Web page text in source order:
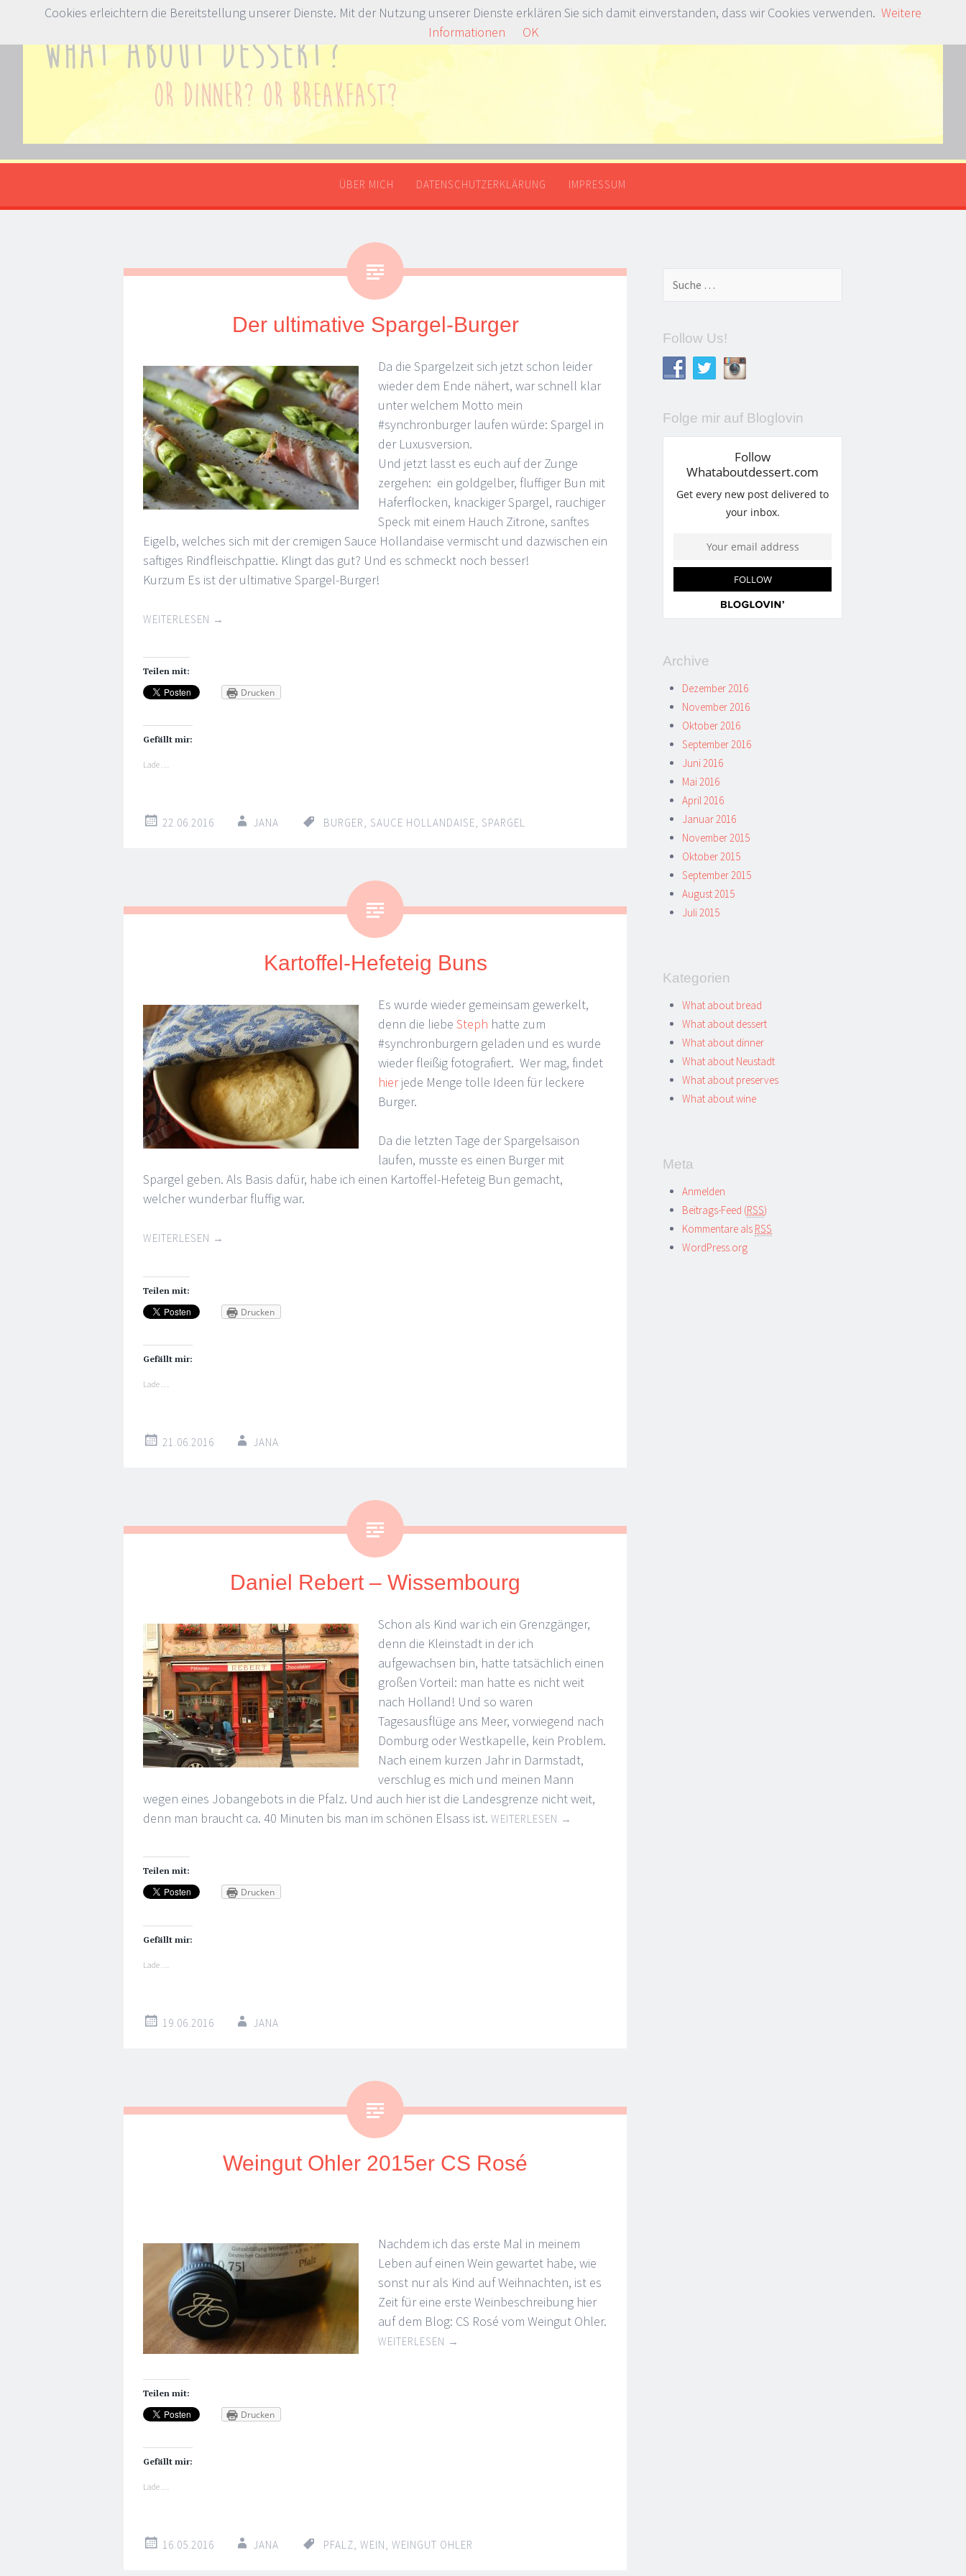
Whataboutdessert.com
Or dinner? Or breakfast?
SPRINGE ZUM INHALT
ÜBER MICH DATENSCHUTZERKLÄRUNG IMPRESSUM
Der ultimative Spargel-Burger
Da die Spargelzeit sich jetzt schon leider
wieder dem Ende nähert, war schnell klar
unter welchem Motto mein
#synchronburger laufen würde: Spargel in
der Luxusversion.
Und jetzt lasst es euch auf der Zunge
zergehen: ein goldgelber, fluffiger Bun mit
Haferflocken, knackiger Spargel, rauchiger
Speck mit einem Hauch Zitrone, sanftes
Eigelb, welches sich mit der cremigen Sauce Hollandaise vermischt und dazwischen ein
saftiges Rindfleischpattie. Klingt das gut? Und es schmeckt noch besser!
Kurzum Es ist der ultimative Spargel-Burger!
WEITERLESEN →
Teilen mit:
Drucken
Gefällt mir:
Lade …
22.06.2016 JANA BURGER, SAUCE HOLLANDAISE, SPARGEL
Kartoffel-Hefeteig Buns
Es wurde wieder gemeinsam gewerkelt,
denn die liebe Steph hatte zum
#synchronburgern geladen und es wurde
wieder fleißig fotografiert. Wer mag, findet
hierjede Menge tolle Ideen für leckere
Burger.
Da die letzten Tage der Spargelsaison
laufen, musste es einen Burger mit
Spargel geben. Als Basis dafür, habe ich einen Kartoffel-Hefeteig Bun gemacht,
welcher wunderbar fluffig war.
WEITERLESEN →
Teilen mit:
Drucken
Gefällt mir:
Lade …
21.06.2016 JANA
Daniel Rebert – Wissembourg
Schon als Kind war ich ein Grenzgänger,
denn die Kleinstadt in der ich
aufgewachsen bin, hatte tatsächlich einen
großen Vorteil: man hatte es nicht weit
nach Holland! Und so waren
Tagesausflüge ans Meer, vorwiegend nach
Domburg oder Westkapelle, kein Problem.
Nach einem kurzen Jahr in Darmstadt,
verschlug es mich und meinen Mann
wegen eines Jobangebots in die Pfalz. Und auch hier ist die Landesgrenze nicht weit,
denn man braucht ca. 40 Minuten bis man im schönen Elsass ist. WEITERLESEN →
Teilen mit:
Drucken
Gefällt mir:
Lade …
19.06.2016 JANA
Weingut Ohler 2015er CS Rosé
Nachdem ich das erste Mal in meinem
Leben auf einen Wein gewartet habe, wie
sonst nur als Kind auf Weihnachten, ist es
Zeit für eine erste Weinbeschreibung hier
auf dem Blog: CS Rosé vom Weingut Ohler.
WEITERLESEN →
Teilen mit:
Drucken
Gefällt mir:
Lade …
16.05.2016 JANA PFALZ, WEIN, WEINGUT OHLER
Follow Us!
Folge mir auf Bloglovin
Archive
Dezember 2016
November 2016
Oktober 2016
September 2016
Juni 2016
Mai 2016
April 2016
Januar 2016
November 2015
Oktober 2015
September 2015
August 2015
Juli 2015
Kategorien
What about bread
What about dessert
What about dinner
What about Neustadt
What about preserves
What about wine
Meta
Anmelden
Beitrags-Feed (RSS)
Kommentare als RSS
WordPress.org
Cookies erleichtern die Bereitstellung unserer Dienste. Mit der Nutzung unserer Dienste erklären Sie sich damit einverstanden, dass wir Cookies verwenden. Weitere
Informationen
OK